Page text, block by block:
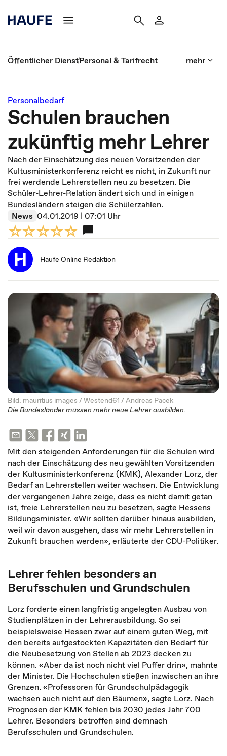
Öffentlicher DienstPersonal & Tarifrecht mehr
Personalbedarf
Schulen brauchen
zukünftig mehr Lehrer
Nach der Einschätzung des neuen Vorsitzenden der
Kultusministerkonferenz reicht es nicht, in Zukunft nur
frei werdende Lehrerstellen neu zu besetzen. Die
Schüler-Lehrer-Relation ändert sich und in einigen
Bundesländern steigen die Schülerzahlen.
News 04.01.2019 | 07:01 Uhr
Haufe Online Redaktion
Bild: mauritius images / Westend61 / Andreas Pacek
Die Bundesländer müssen mehr neue Lehrer ausbilden.
Mit den steigenden Anforderungen für die Schulen wird
nach der Einschätzung des neu gewählten Vorsitzenden
der Kultusministerkonferenz (KMK), Alexander Lorz, der
Bedarf an Lehrerstellen weiter wachsen. Die Entwicklung
der vergangenen Jahre zeige, dass es nicht damit getan
ist, freie Lehrerstellen neu zu besetzen, sagte Hessens
Bildungsminister. «Wir sollten darüber hinaus ausbilden,
weil wir davon ausgehen, dass wir mehr Lehrerstellen in
Zukunft brauchen werden», erläuterte der CDU-Politiker.
Lehrer fehlen besonders an
Berufsschulen und Grundschulen
Lorz forderte einen langfristig angelegten Ausbau von
Studienplätzen in der Lehrerausbildung. So sei
beispielsweise Hessen zwar auf einem guten Weg, mit
den bereits aufgestockten Kapazitäten den Bedarf für
die Neubesetzung von Stellen ab 2023 decken zu
können. «Aber da ist noch nicht viel Puffer drin», mahnte
der Minister. Die Hochschulen stießen inzwischen an ihre
Grenzen. «Professoren für Grundschulpädagogik
wachsen auch nicht auf den Bäumen», sagte Lorz. Nach
Prognosen der KMK fehlen bis 2030 jedes Jahr 700
Lehrer. Besonders betroffen sind demnach
Berufsschulen und Grundschulen.